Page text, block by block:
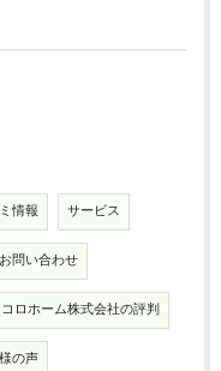
情報 サービス
お問い合わせ
ロホーム株式会社の評判
の声